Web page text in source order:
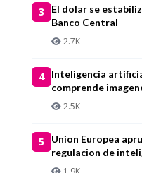
3
El dolar se
Banco Central
2.7K
4
Inteligencia
comprende
2.5K
5
Union Europea
regulacion de